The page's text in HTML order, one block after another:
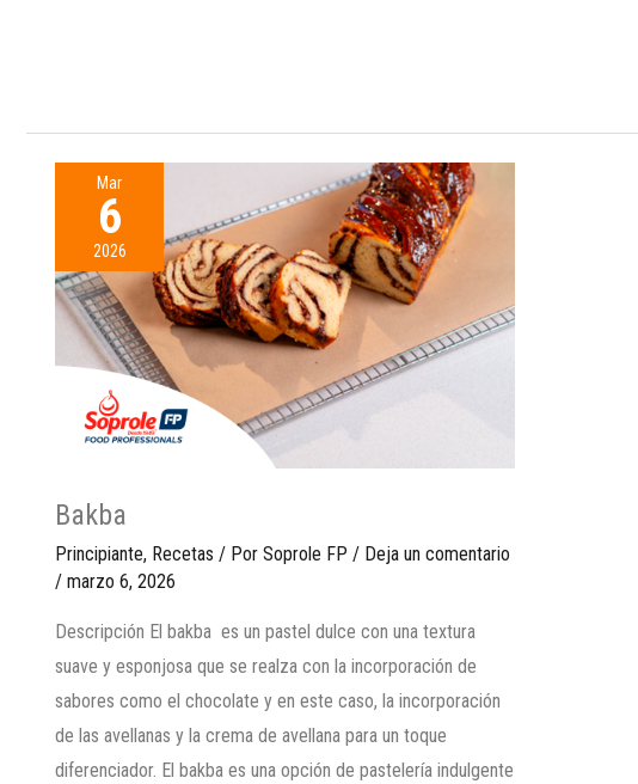
Mar
6
2026
Bakba
Principiante, Recetas / Por Soprole FP / Deja un comentario
/ marzo 6, 2026
Descripción El bakba es un pastel dulce con una textura
suave y esponjosa que se realza con la incorporación de
sabores como el chocolate y en este caso, la incorporación
de las avellanas y la crema de avellana para un toque
diferenciador. El bakba es una opción de pastelería indulgente